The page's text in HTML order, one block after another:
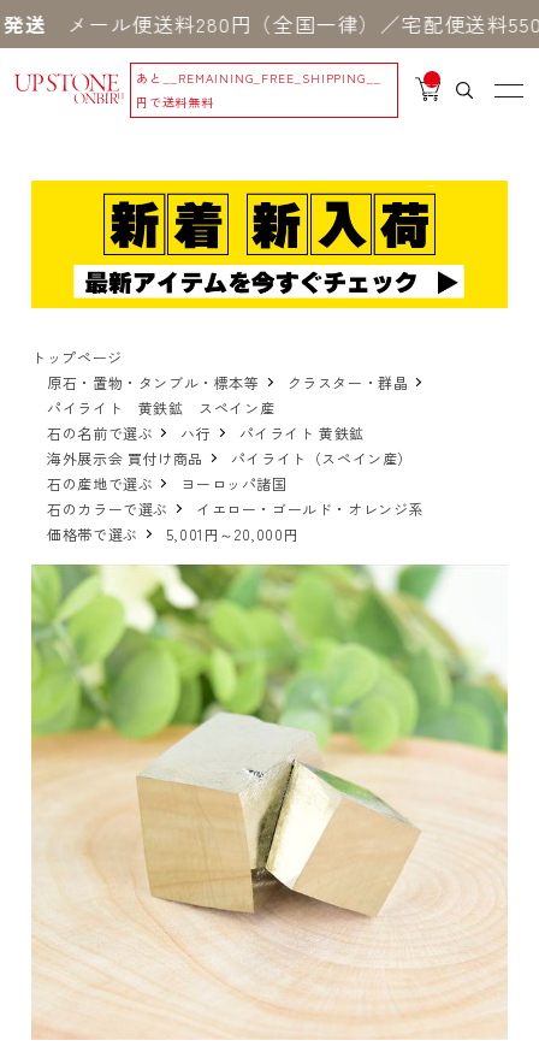
ル便送料280円（全国一律）／宅配便送料550円 ※
あと
__REMAINING_FREE_SHIPPING__
円で送料無料
__
IT
_
トップページ
原石・置物・タンブル・標本等
クラスター・群晶
パイライト 黄鉄鉱 スペイン産
石の名前で選ぶ
ハ行
パイライト 黄鉄鉱
海外展示会 買付け商品
パイライト（スペイン産）
石の産地で選ぶ
ヨーロッパ諸国
石のカラーで選ぶ
イエロー・ゴールド・オレンジ系
価格帯で選ぶ
5,001円～20,000円